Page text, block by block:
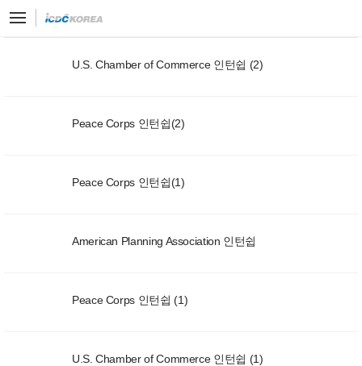
U.S. Chamber of Commerce 인턴쉽 (2)
Peace Corps 인턴쉽(2)
Peace Corps 인턴쉽(1)
American Planning Association 인턴쉽
Peace Corps 인턴쉽 (1)
U.S. Chamber of Commerce 인턴쉽 (1)